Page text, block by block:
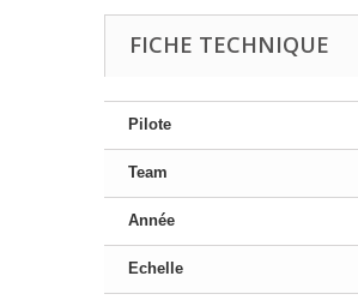
FICHE TECHNIQUE
Pilote
Team
Année
Echelle